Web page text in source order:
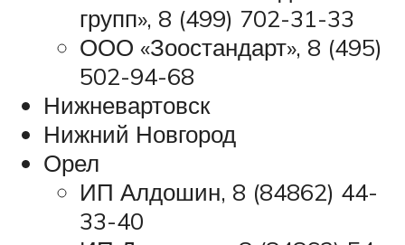
групп», 8 (499) 702-31-33
ООО «Зоостандарт», 8 (495)
502-94-68
Нижневартовск
Нижний Новгород
Орел
ИП Алдошин, 8 (84862) 44-
33-40